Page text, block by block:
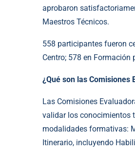
aprobaron
Maestros Técnicos.
558 participantes fueron
Centro; 578 en
¿Qué son las Comisiones
Las Comisiones
validar los conocimientos
modalidades formativas:
Itinerario, incluyendo